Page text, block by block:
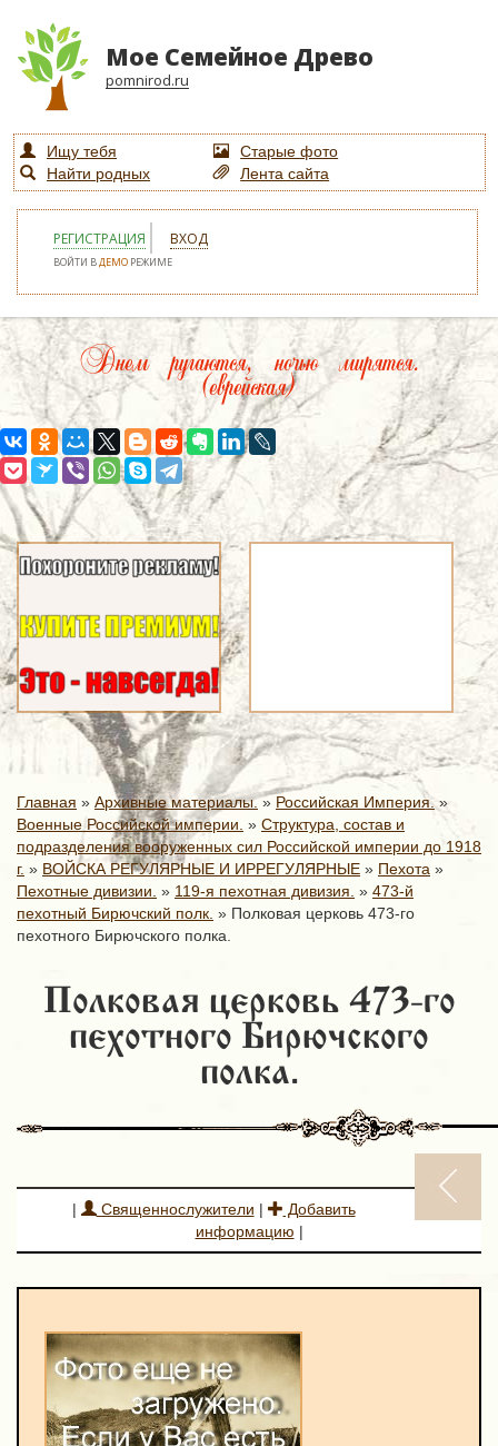
Мое Семейное Древо
pomnirod.ru
Ищу тебя
Старые фото
Найти родных
Лента сайта
РЕГИСТРАЦИЯ ВХОД
ВОЙТИ ВДЕМО РЕЖИМЕ
Днем ругаются, ночью мирятся.
(еврейская)
Главная » Архивные материалы.» Российская Империя. »
Военные Российской империи. » Структура, состав и
подразделения вооруженных сил Российской империи до 1918
г. » ВОЙСКА РЕГУЛЯРНЫЕ И ИРРЕГУЛЯРНЫЕ » Пехота »
Пехотные дивизии. » 119-я пехотная дивизия. » 473-й
пехотный Бирючский полк. » Полковая церковь 473-го
пехотного Бирючского полка.
Полковая церковь 473-го
пехотного Бирючского
полка.
| Священнослужители |
Добавить
информацию |